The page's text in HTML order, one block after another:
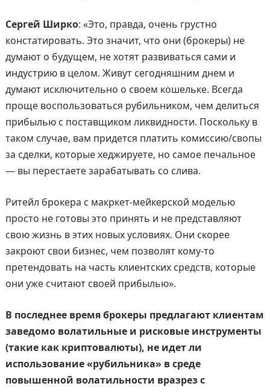
Сергей Ширко: «Это, правда, очень грустно
констатировать. Это значит, что они (брокеры) не
думают о будущем, не хотят развиваться сами и
индустрию в целом. Живут сегодняшним днем и
думают исключительно о своем кошельке. Всегда
проще воспользоваться рубильником, чем делиться
прибылью с поставщиком ликвидности. Поскольку в
таком случае, вам придется платить комиссию/свопы
за сделки, которые хеджируете, но самое печальное
— вы перестаете зарабатывать со слива.
Ритейл брокера с макркет-мейкерской моделью
просто не готовы это принять и не представляют
свою жизнь в этих новых условиях. Они скорее
закроют свои бизнес, чем позволят кому-то
претендовать на часть клиентских средств, которые
они уже считают своей прибылью».
В последнее время брокеры предлагают клиентам
заведомо волатильные и рисковые инструменты
(такие как криптовалюты), не идет ли
использование «рубильника» в среде
повышенной волатильности вразрез с